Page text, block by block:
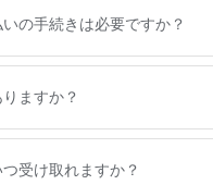
の手続きは必要ですか？
ますか？
受け取れますか？